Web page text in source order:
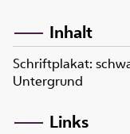
Inhalt
Schriftplakat:
Untergrund
Links